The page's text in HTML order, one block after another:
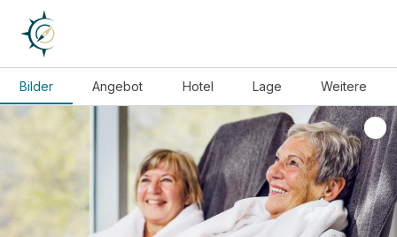
Bilder Angebot Hotel Lage Weitere